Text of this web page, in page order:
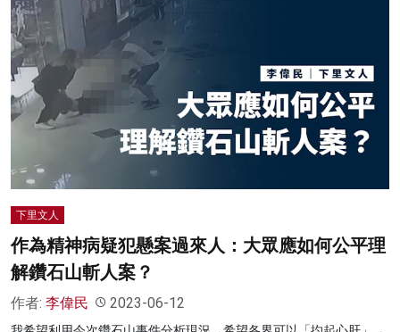
下里文人
作為精神病疑犯懸案過來人：大眾應如何公平理
解鑽石山斬人案？
作者: 李偉民 2023-06-12